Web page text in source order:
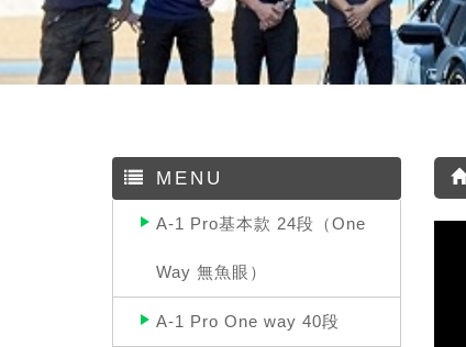
MENU
A-1 Pro基本款 24段（One
Way 無魚眼）
A-1 Pro One way 40段